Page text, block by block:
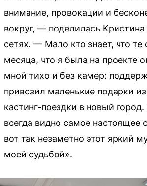
внимание, провокации и
вокруг, — поделилась
сетях. — Мало кто знает, что те
месяца, что я была на проекте
мной тихо и без камер:
привозил маленькие подарки
кастинг-поездки в новый
всегда видно самое настоящее
вот так незаметно этот яркий
моей судьбой».